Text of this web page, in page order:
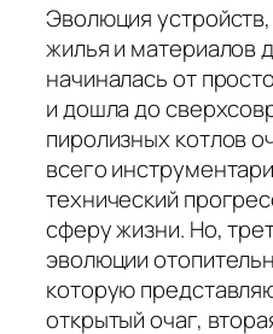
Эволюция
жилья и материалов
начиналась от
и дошла до
пиролизных котлов
всего
технический
сферу жизни. Но,
эволюции
которую
открытый очаг,